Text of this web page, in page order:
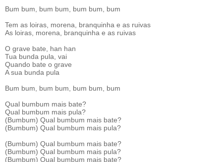
Bum bum, bum bum, bum bum, bum
Tem as loiras, morena, branquinha e as ruivas
As loiras, morena, branquinha e as ruivas
O grave bate, han han
Tua bunda pula, vai
Quando bate o grave
A sua bunda pula
Bum bum, bum bum, bum bum, bum
Qual bumbum mais bate?
Qual bumbum mais pula?
(Bumbum) Qual bumbum mais bate?
(Bumbum) Qual bumbum mais pula?
(Bumbum) Qual bumbum mais bate?
(Bumbum) Qual bumbum mais pula?
(Bumbum) Qual bumbum mais bate?